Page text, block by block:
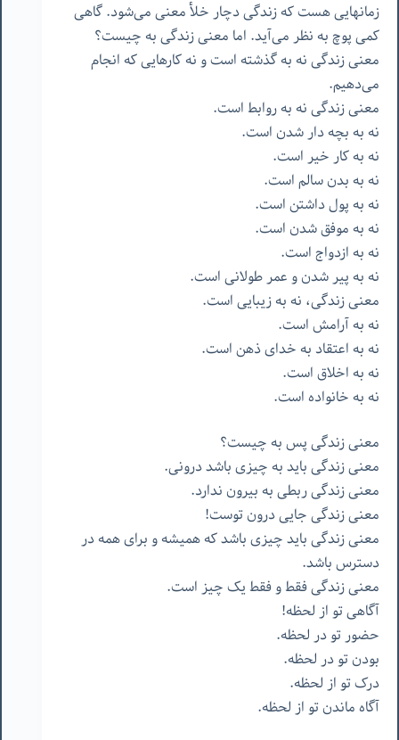
زمانهایی هست که زندگی دچار خلأ معنی می‌شود. گاهی
کمی پوچ به نظر می‌آید. اما معنی زندگی به چیست؟
معنی زندگی نه به گذشته است و نه کارهایی که انجام
می‌دهیم.
معنی زندگی نه به روابط است.
نه به بچه دار شدن است.
نه به کار خیر است.
نه به بدن سالم است.
نه به پول داشتن است.
نه به موفق شدن است.
نه به ازدواج است.
نه به پیر شدن و عمر طولانی است.
معنی زندگی، نه به زیبایی است.
نه به آرامش است.
نه به اعتقاد به خدای ذهن است.
نه به اخلاق است.
نه به خانواده است.
معنی زندگی پس به چیست؟
معنی زندگی باید به چیزی باشد درونی.
معنی زندگی ربطی به بیرون ندارد.
معنی زندگی جایی درون توست!
معنی زندگی باید چیزی باشد که همیشه و برای همه در
دسترس باشد.
معنی زندگی فقط و فقط یک چیز است.
آگاهی تو از لحظه!
حضور تو در لحظه.
بودن تو در لحظه.
درک تو از لحظه.
آگاه ماندن تو از لحظه.